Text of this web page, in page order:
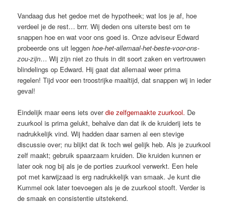
Vandaag dus het gedoe met de hypotheek; wat los je af, hoe
verdeel je de rest… brrr. Wij deden ons uiterste best om te
snappen hoe en wat voor ons goed is. Onze adviseur Edward
probeerde ons uit leggenhoe-het-allemaal-het-beste-voor-ons-
zou-zijn… Wij zijn niet zo thuis in dit soort zaken en vertrouwen
blindelings op Edward. Hij gaat dat allemaal weer prima
regelen! Tijd voor een troostrijke maaltijd, dat snappen wij in ieder
geval!
Eindelijk maar eens iets overdie zelfgemaakte zuurkool. De
zuurkool is prima gelukt, behalve dan dat ik de kruiderij iets te
nadrukkelijk vind. Wij hadden daar samen al een stevige
discussie over; nu blijkt dat ik toch wel gelijk heb. Als je zuurkool
zelf maakt; gebruik spaarzaam kruiden. Die kruiden kunnen er
later ook nog bij als je de porties zuurkool verwerkt. Een hele
pot met karwijzaad is erg nadrukkelijk van smaak. Je kunt die
Kummel ook later toevoegen als je de zuurkool stooft. Verder is
de smaak en consistentie uitstekend.